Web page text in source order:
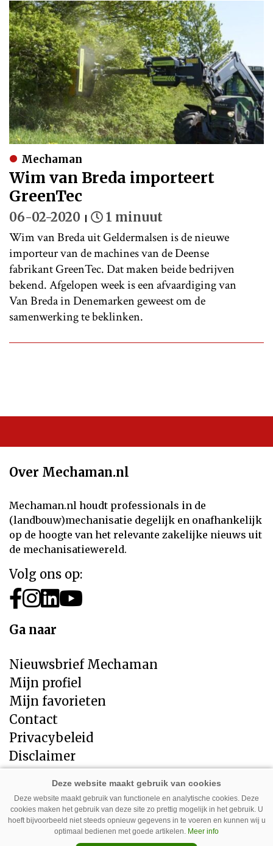
Mechaman
Wim van Breda importeert
GreenTec
06-02-2020 1 minuut
Wim van Breda uit Geldermalsen is de nieuwe
importeur van de machines van de Deense
fabrikant GreenTec. Dat maken beide bedrijven
bekend. Afgelopen week is een afvaardiging van
Van Breda in Denemarken geweest om de
samenwerking te beklinken.
Over Mechaman.nl
Mechaman.nl houdt professionals in de
(landbouw)mechanisatie degelijk en onafhankelijk
op de hoogte van het relevante zakelijke nieuws uit
de mechanisatiewereld.
Volg ons op:
Ga naar
Nieuwsbrief Mechaman
Mijn profiel
Mijn favorieten
Contact
Privacybeleid
Disclaimer
Direct naar
LandbouwMechanisatie
Tuin en Park Techniek
Deze website maakt gebruik van functionele en analytische cookies. Deze
cookies maken het gebruik van deze site zo prettig mogelijk in het gebruik. U
hoeft bijvoorbeeld niet steeds opnieuw gegevens in te voeren en kunnen wij u
optimaal bedienen met goede artikelen. Meer info